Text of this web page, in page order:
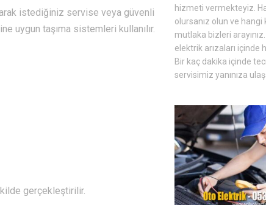
istediğiniz servise veya güvenli
uygun taşıma sistemleri kullanılır.
gerçekleştirilir.
hizmeti vermekteyiz.
olursanız olun ve hangi
mutlaka bizleri
elektrik arızaları içinde
Bir kaç dakika içinde
servisimiz yanınıza